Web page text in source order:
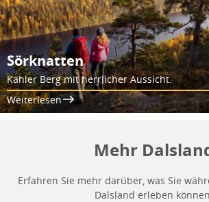
Sörknatten
Kahler Berg mit herrlicher Aussicht.
Weiterlesen
Mehr
Erfahren Sie mehr darüber, was Sie
Dalsland erleben